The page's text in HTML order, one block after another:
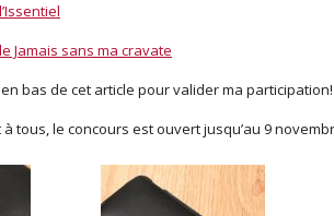
Jamais sans ma cravate
bas de cet article pour valider ma participation!
tous, le concours est ouvert jusqu’au 9